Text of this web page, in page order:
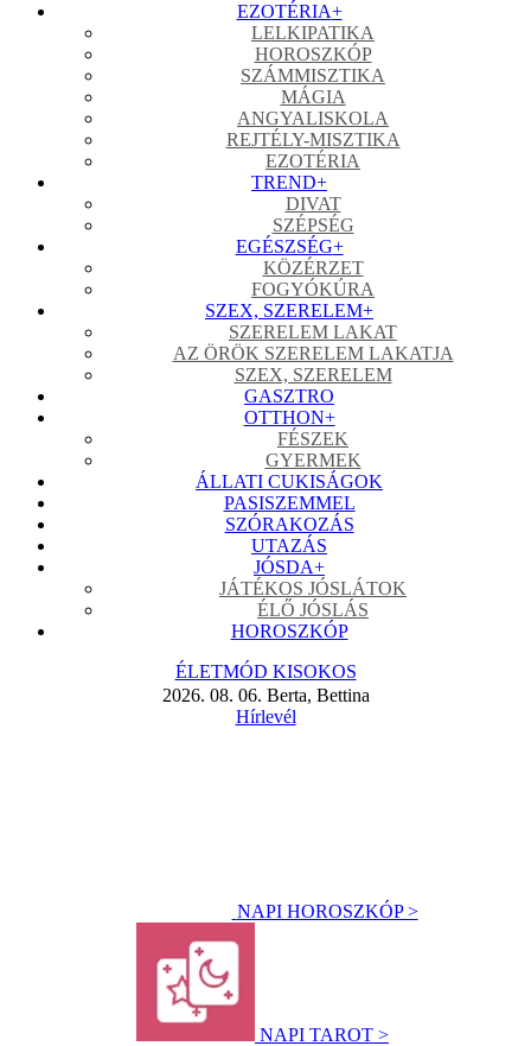
EZOTÉRIA+
LELKIPATIKA
HOROSZKÓP
SZÁMMISZTIKA
MÁGIA
ANGYALISKOLA
REJTÉLY-MISZTIKA
EZOTÉRIA
TREND+
DIVAT
SZÉPSÉG
EGÉSZSÉG+
KÖZÉRZET
FOGYÓKÚRA
SZEX, SZERELEM+
SZERELEM LAKAT
AZ ÖRÖK SZERELEM LAKATJA
SZEX, SZERELEM
GASZTRO
OTTHON+
FÉSZEK
GYERMEK
ÁLLATI CUKISÁGOK
PASISZEMMEL
SZÓRAKOZÁS
UTAZÁS
JÓSDA+
JÁTÉKOS JÓSLÁTOK
ÉLŐ JÓSLÁS
HOROSZKÓP
ÉLETMÓD KISOKOS
2026. 08. 06. Berta, Bettina
Hírlevél
NAPI HOROSZKÓP >
NAPI TAROT >